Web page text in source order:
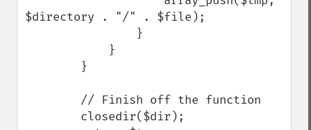
$directory . "/" . $file);